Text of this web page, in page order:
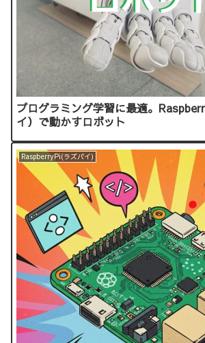
プログラミング学習に最適。
イ）で動かすロボット
RaspberryPi(ラズパイ)